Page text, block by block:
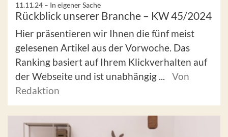
11.11.24 – In eigener Sache
Rückblick unserer Branche – KW 45/2024
Hier präsentieren wir Ihnen die fünf meist
gelesenen Artikel aus der Vorwoche. Das
Ranking basiert auf Ihrem Klickverhalten auf
der Webseite und ist unabhängig ...
Von
Redaktion